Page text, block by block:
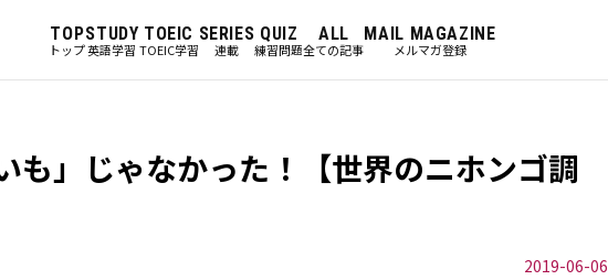
TOP
トップ
STUDY
英語学習
TOEIC
TOEIC学習
SERIES
連載
QUIZ
練習問題
ALL
全ての記事
MAIL MAGAZINE
メルマガ登録
」じゃなかった！【世界のニホンゴ調
2019-06-06